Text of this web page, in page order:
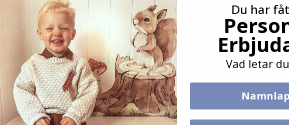
Verklig inspiration från våra glada kunder!
Tagga ditt med #namly_design
Du har
Vad letar